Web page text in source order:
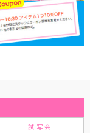
試写会